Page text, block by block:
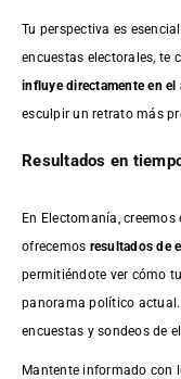
Tu perspectiva es
encuestas electorales, te
influye directamente en
esculpir un retrato más
Resultados en
En Electomanía,
ofrecemos resultados de
permitiéndote ver cómo
panorama político
encuestas y sondeos de
Mantente informado con